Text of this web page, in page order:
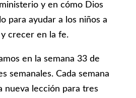
y en cómo Dios
para ayudar a los niños a
crecer en la fe.
en la semana 33 de
semanales. Cada semana
nueva lección para tres